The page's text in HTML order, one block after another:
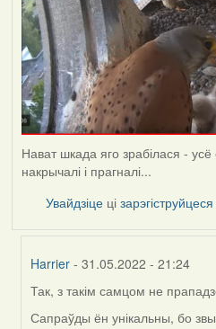
Нават шкада яго зрабілася -
накрычалі і прагналі...
Увайдзіце цізарэгіструйцеся
Harrier - 31.05.2022 - 21:24
In
reply
Так, з такім самцом не
Сапраўды ён унікальны, бо